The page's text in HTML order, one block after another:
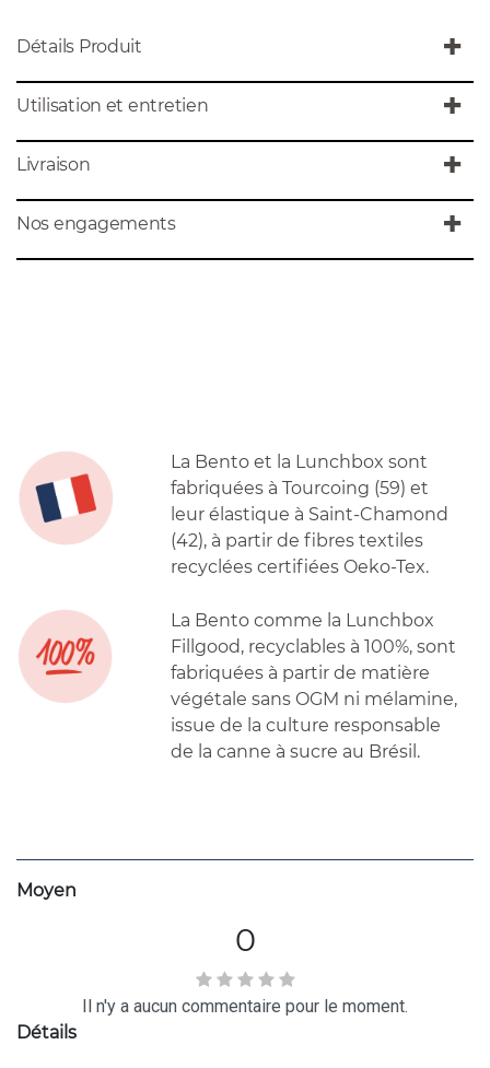
Détails Produit
Utilisation et entretien
Livraison
Nos engagements
La Bento et la Lunchbox sont
fabriquées à Tourcoing (59) et
leur élastique à Saint-Chamond
(42), à partir de fibres textiles
recyclées certifiées Oeko-Tex.
La Bento comme la Lunchbox
Fillgood, recyclables à 100%, sont
fabriquées à partir de matière
végétale sans OGM ni mélamine,
issue de la culture responsable
de la canne à sucre au Brésil.
Moyen
0
Il n'y a aucun commentaire pour le moment.
Détails